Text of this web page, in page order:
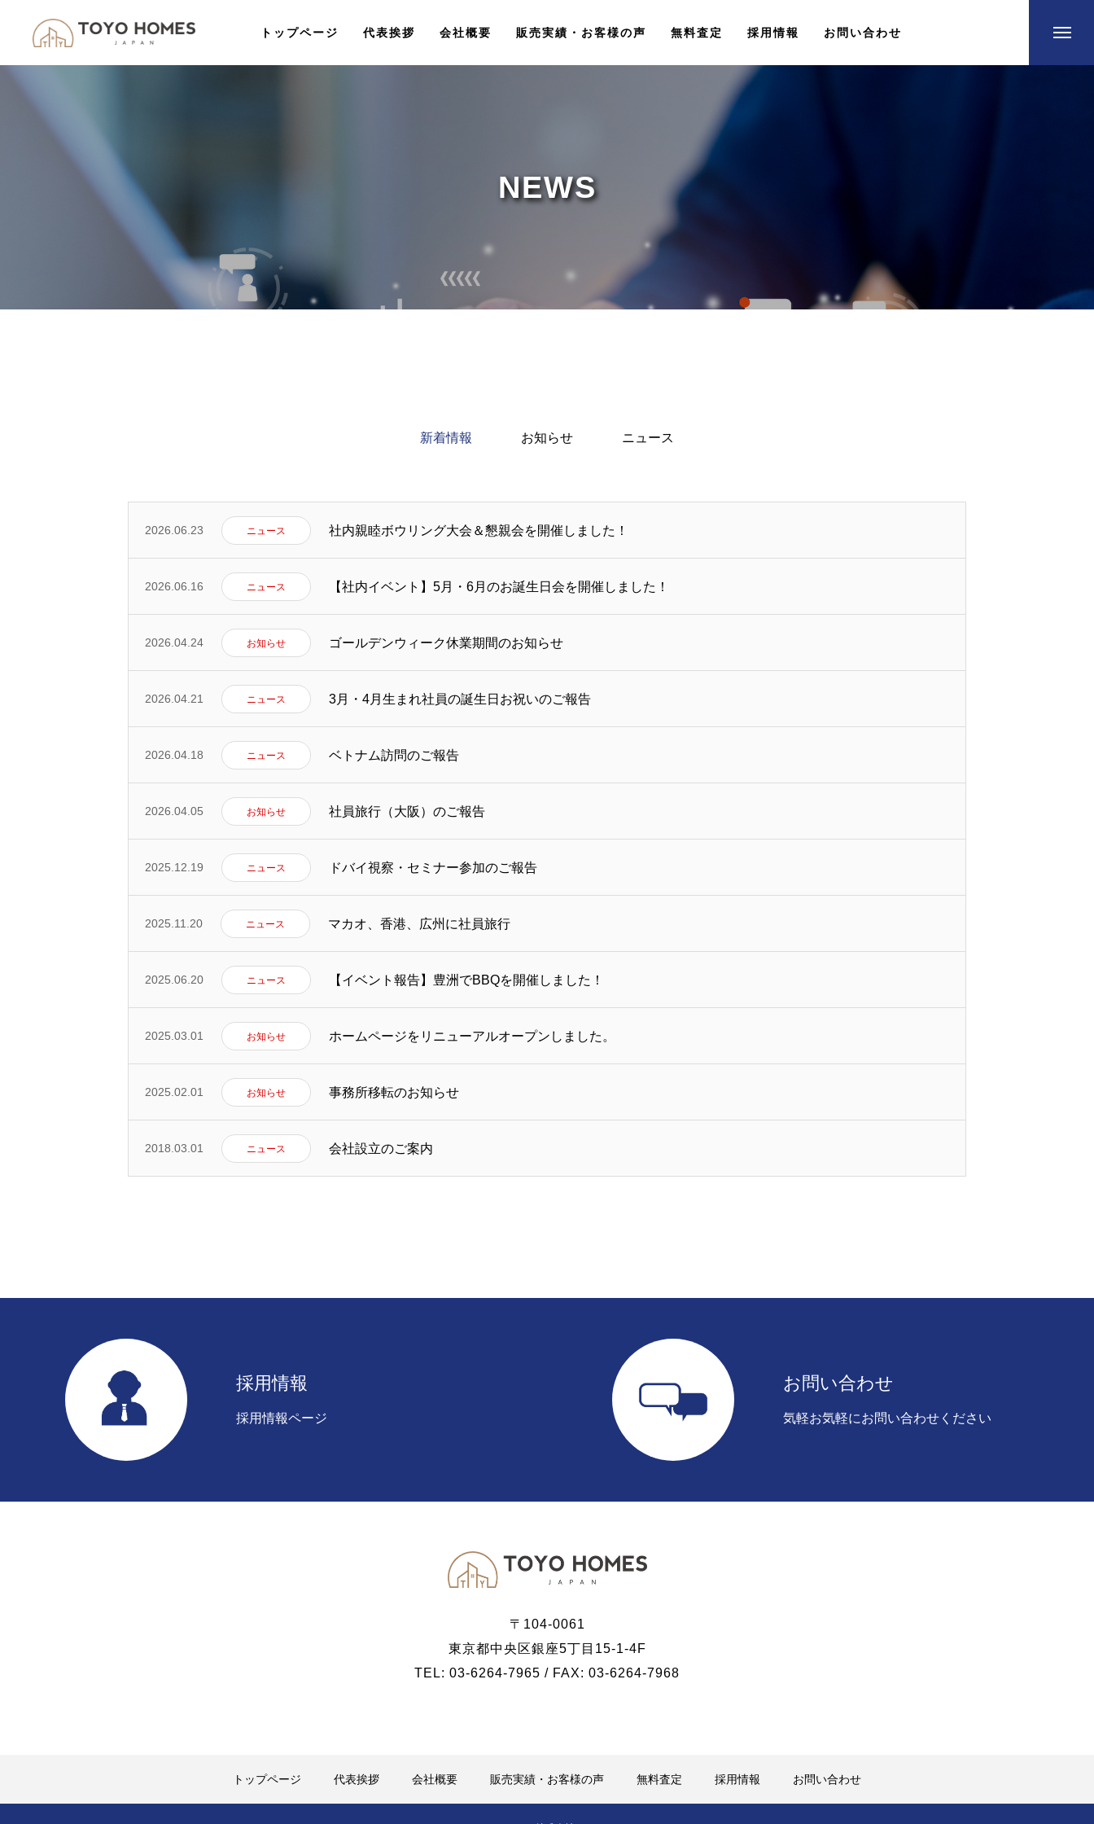
トップページ 代表挨拶 会社概要 販売実績・お客様の声 無料査定 採用情報 お問い合わせ
トップページ
販売実績・お客様の声
採用情報
お問い合わせ
NEWS
新着情報 お知らせ ニュース
2026.06.23 ニュース 社内親睦ボウリング大会＆懇親会を開催しました！
2026.06.16 ニュース 【社内イベント】5月・6月のお誕生日会を開催しました！
2026.04.24 お知らせ ゴールデンウィーク休業期間のお知らせ
2026.04.21 ニュース 3月・4月生まれ社員の誕生日お祝いのご報告
2026.04.18 ニュース ベトナム訪問のご報告
2026.04.05 お知らせ 社員旅行（大阪）のご報告
2025.12.19 ニュース ドバイ視察・セミナー参加のご報告
2025.11.20 ニュース マカオ、香港、広州に社員旅行
2025.06.20 ニュース 【イベント報告】豊洲でBBQを開催しました！
2025.03.01 お知らせ ホームページをリニューアルオープンしました。
2025.02.01 お知らせ 事務所移転のお知らせ
2018.03.01 ニュース 会社設立のご案内
採用情報
採用情報ページ
お問い合わせ
気軽お気軽にお問い合わせください
〒104-0061
東京都中央区銀座5丁目15-1-4F
TEL: 03-6264-7965 / FAX: 03-6264-7968
トップページ 代表挨拶 会社概要 販売実績・お客様の声 無料査定 採用情報 お問い合わせ